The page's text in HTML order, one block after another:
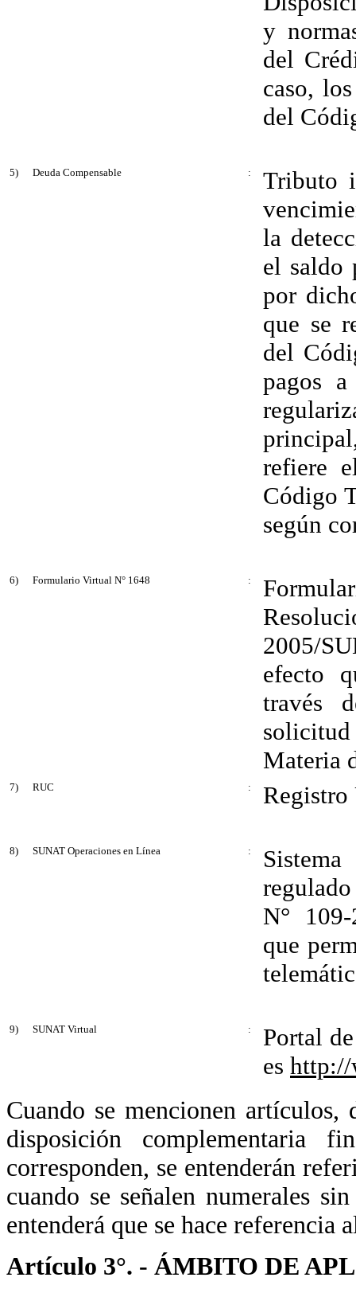
y
del
caso,
del
5) Deuda Compensable :
Tributo
la
el saldo
por
que se
del
pagos
refiere
Código
según
6) Formulario Virtual N° 1648 :
2005/
efecto
través
Materia
7) RUC :
8) SUNAT Operaciones en Línea :
N°
que
9) SUNAT Virtual :
Portal
es http://
Cuando se mencionen
disposición
corresponden, se entenderán
cuando se señalen numerales
entenderá que se hace referencia
Artículo 3°. - ÁMBITO DE